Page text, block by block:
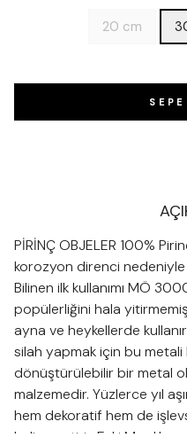
20 cm
PİRİNÇ OBJELER 100%
korozyon direnci nedeniyle
Bilinen ilk kullanımı MÖ
popülerliğini hala
ayna ve heykellerde
silah yapmak için bu metali
dönüştürülebilir bir metal
malzemedir. Yüzlerce yıl
hem dekoratif hem de
haline getirir. Eski